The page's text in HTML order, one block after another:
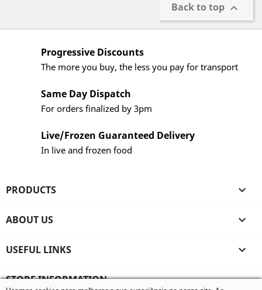
Back to top 
Progressive Discounts
The more you buy, the less you pay for transport
Same Day Dispatch
For orders finalized by 3pm
Live/Frozen Guaranteed Delivery
In live and frozen food
PRODUCTS 
ABOUT US 
USEFUL LINKS 
STORE INFORMATION